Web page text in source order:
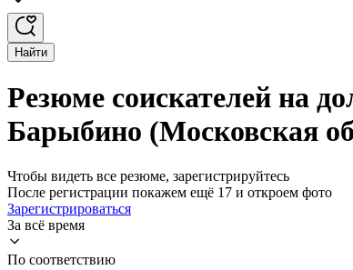
Найти
Резюме соискателей на
Барыбино (Московская
Чтобы видеть все резюме, зарегистрируйтесь
После регистрации покажем ещё 17 и откроем фото
Зарегистрироваться
За всё время
По соответствию